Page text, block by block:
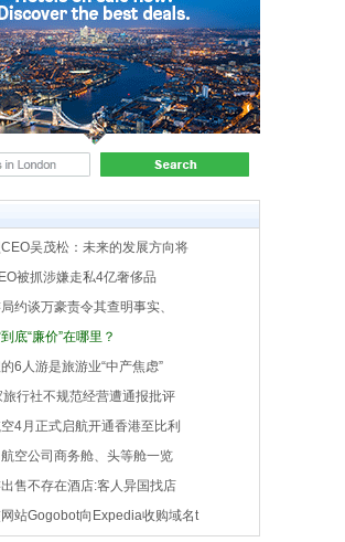
吴茂松：未来的发展方向将
被抓涉嫌走私4亿奢侈品
约谈万豪责令其查明事实、
底“廉价”在哪里？
6人游是旅游业“中产焦虑”
行社不规范经营遭通报批评
4月正式启航开通香港至比利
空公司商务舱、头等舱一览
售不存在酒店:客人异国找店
站Gogobot向Expedia收购域名t